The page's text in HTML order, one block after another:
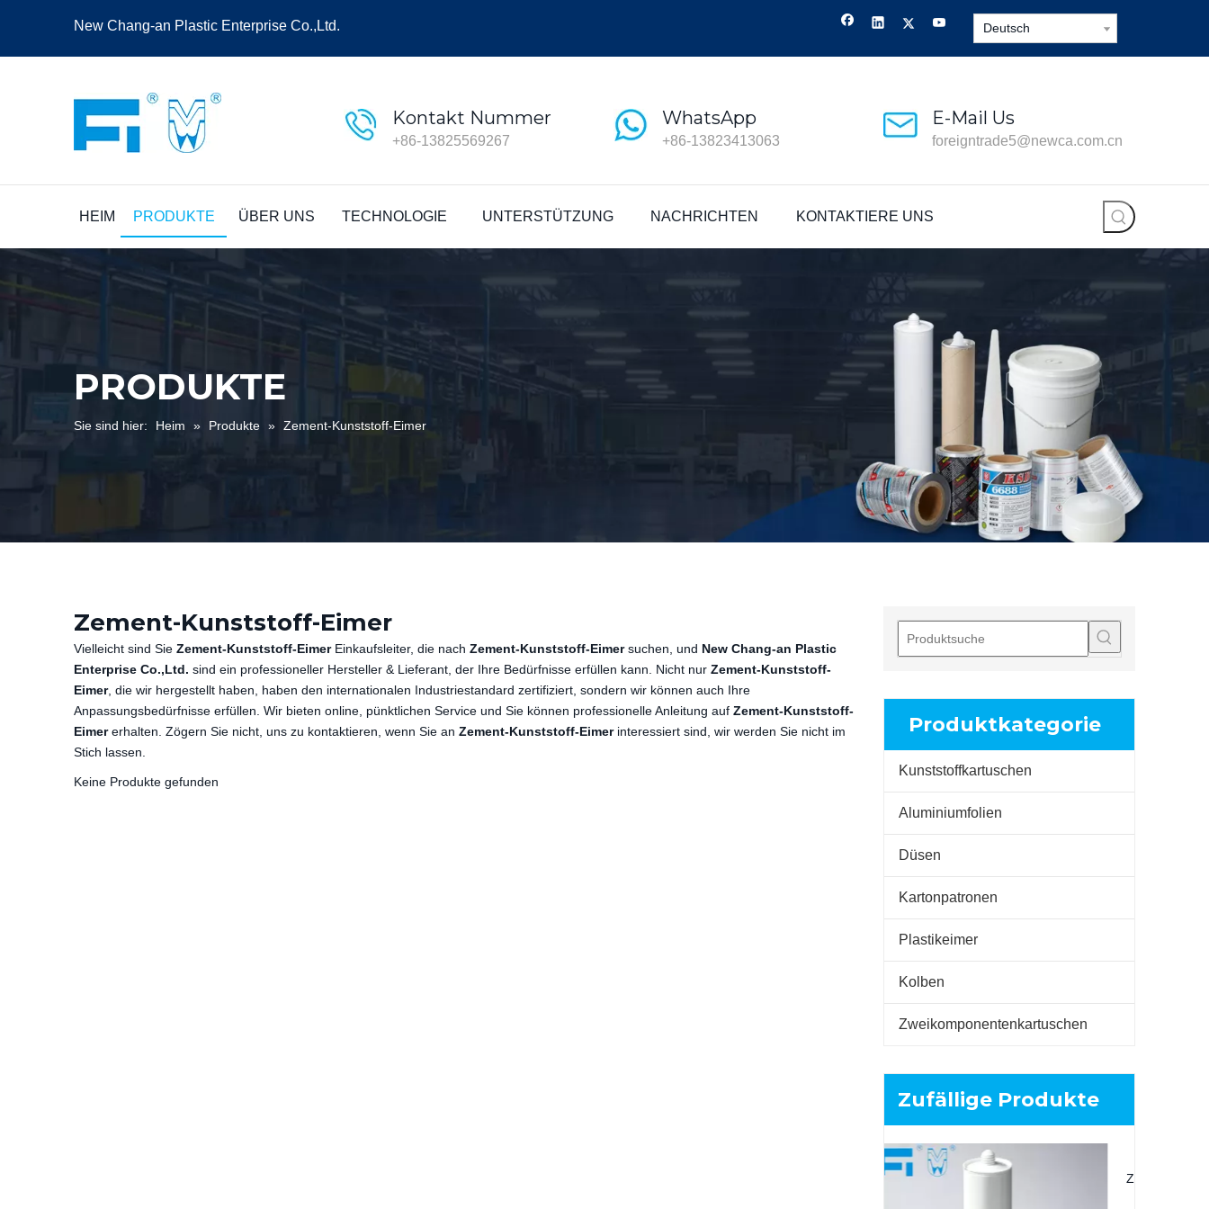
New Chang-an Plastic Enterprise Co.,Ltd. Deutsch
Kontakt Nummer
+86-13825569267
WhatsApp
+86-13823413063
E-Mail Us
foreigntrade5@newca.com.cn
HEIM PRODUKTE ÜBER UNS TECHNOLOGIE UNTERSTÜTZUNG NACHRICHTEN KONTAKTIERE UNS
PRODUKTE
Sie sind hier: Heim » Produkte » Zement-Kunststoff-Eimer
Zement-Kunststoff-Eimer
Vielleicht sind Sie Zement-Kunststoff-EimerEinkaufsleiter, die nach Zement-Kunststoff-Eimersuchen, und New Chang-an Plastic
Enterprise Co.,Ltd. sind ein professioneller Hersteller & Lieferant, der Ihre Bedürfnisse erfüllen kann. Nicht nur Zement-Kunststoff-
Eimer, die wir hergestellt haben, haben den internationalen Industriestandard zertifiziert, sondern wir können auch Ihre
Anpassungsbedürfnisse erfüllen. Wir bieten online, pünktlichen Service und Sie können professionelle Anleitung auf Zement-Kunststoff-
Eimererhalten. Zögern Sie nicht, uns zu kontaktieren, wenn Sie an Zement-Kunststoff-Eimerinteressiert sind, wir werden Sie nicht im
Stich lassen.
Keine Produkte gefunden
Produktkategorie
Kunststoffkartuschen
Aluminiumfolien
Düsen
Kartonpatronen
Plastikeimer
Kolben
Zweikomponentenkartuschen
Zufällige Produkte